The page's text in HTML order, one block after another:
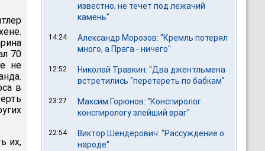
70
не
в
их,
известно, не течет под лежачий
камень"
14:24
Александр Морозов: "Кремль потерял
много, а Прага - ничего"
12:52
Николай Травкин: "Два джентльмена
встретились "перетереть по бабкам"
23:27
Максим Горюнов: "Конспиролог
конспирологу злейший враг"
22:54
Виктор Шендерович: "Рассуждение о
народе"